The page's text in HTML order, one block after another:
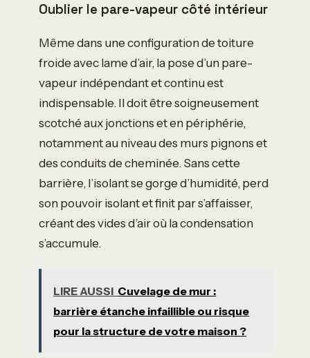
Oublier le pare-vapeur côté intérieur
Même dans une configuration de toiture
froide avec lame d’air, la pose d’un pare-
vapeur indépendant et continu est
indispensable. Il doit être soigneusement
scotché aux jonctions et en périphérie,
notamment au niveau des murs pignons et
des conduits de cheminée. Sans cette
barrière, l’isolant se gorge d’humidité, perd
son pouvoir isolant et finit par s’affaisser,
créant des vides d’air où la condensation
s’accumule.
LIRE AUSSI Cuvelage de mur :
barrière étanche infaillible ou risque
pour la structure de votre maison ?